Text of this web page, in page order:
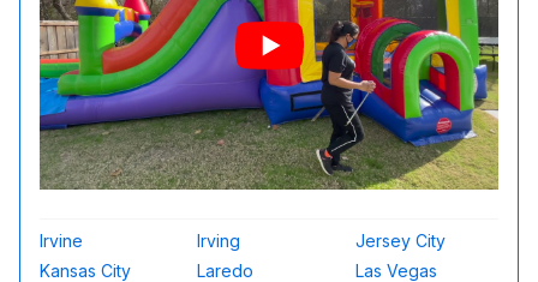
Irvine Irving
Jersey City
Kansas City
Laredo
Las Vegas